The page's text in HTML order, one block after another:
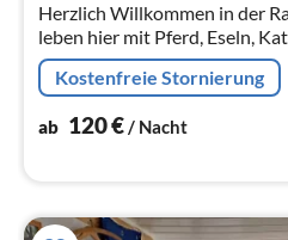
Herzlich Willkommen in der
leben hier mit Pferd, Eseln,
Hund in der idyllisch
Natur zwischen de...
Kostenfreie Stornierung
ab 120€/ Nacht